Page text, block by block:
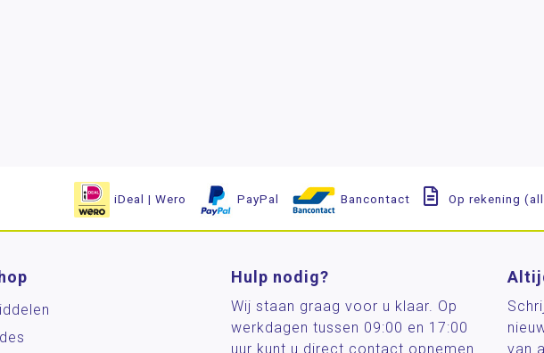
iDeal | Wero PayPal Bancontact Op rekening
Hulp nodig?
Wij staan graag voor u klaar. Op
werkdagen tussen 09:00 en 17:00
uur kunt u direct contact opnemen
van